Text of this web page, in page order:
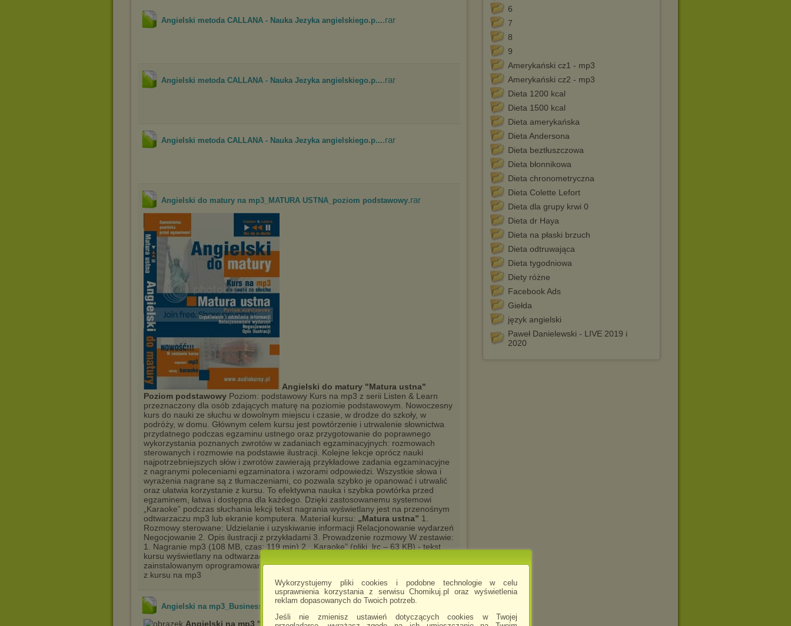
Wykorzystujemy pliki cookies i podobne technologie w celu
usprawnienia korzystania z serwisu Chomikuj.pl oraz wyświetlenia
reklam dopasowanych do Twoich potrzeb.
Jeśli nie zmienisz ustawień dotyczących cookies w Twojej
6
7
8
9
Amerykański cz1 - mp3
Amerykański cz2 - mp3
Dieta 1200 kcal
Dieta 1500 kcal
Dieta amerykańska
Dieta Andersona
Dieta beztłuszczowa
Dieta błonnikowa
Dieta chronometryczna
Dieta Colette Lefort
Dieta dla grupy krwi 0
Dieta dr Haya
Dieta na płaski brzuch
Dieta odtruwająca
Dieta tygodniowa
Diety różne
Facebook Ads
Giełda
język angielski
Paweł Danielewski - LIVE 2019 i
2020
Angielski metoda CALLANA - Nauka Jezyka angielskiego.p....rar
Angielski metoda CALLANA - Nauka Jezyka angielskiego.p....rar
Angielski metoda CALLANA - Nauka Jezyka angielskiego.p....rar
Angielski do matury na mp3_MATURA USTNA_poziom podstawowy.rar
Angielski do matury "Matura ustna"
Poziom podstawowy Poziom: podstawowy Kurs na mp3 z serii Listen & Learn
przeznaczony dla osób zdających maturę na poziomie podstawowym. Nowoczesny
kurs do nauki ze słuchu w dowolnym miejscu i czasie, w drodze do szkoły, w
podróży, w domu. Głównym celem kursu jest powtórzenie i utrwalenie słownictwa
przydatnego podczas egzaminu ustnego oraz przygotowanie do poprawnego
wykorzystania poznanych zwrotów w zadaniach egzaminacyjnych: rozmowach
sterowanych i rozmowie na podstawie ilustracji. Kolejne lekcje oprócz nauki
najpotrzebniejszych słów i zwrotów zawierają przykładowe zadania egzaminacyjne
z nagranymi poleceniami egzaminatora i wzorami odpowiedzi. Wszystkie słowa i
wyrażenia nagrane są z tłumaczeniami, co pozwala szybko je opanować i utrwalić
oraz ułatwia korzystanie z kursu. To efektywna nauka i szybka powtórka przed
egzaminem, łatwa i dostępna dla każdego. Dzięki zastosowanemu systemowi
„Karaoke” podczas słuchania lekcji tekst nagrania wyświetlany jest na przenośnym
odtwarzaczu mp3 lub ekranie komputera. Materiał kursu: „Matura ustna” 1.
Rozmowy sterowane: Udzielanie i uzyskiwanie informacji Relacjonowanie wydarzeń
Negocjowanie 2. Opis ilustracji z przykładami 3. Prowadzenie rozmowy W zestawie:
1. Nagranie mp3 (108 MB, czas: 119 min) 2. „Karaoke” (pliki .lrc – 63 KB) - tekst
kursu wyświetlany na odtwarzaczach mp3 z funkcją lyrics oraz na komputerach z
zainstalowanym oprogramowaniem do czytania plików .lrc 3. Instrukcja korzystania
z kursu na mp3
Angielski na mp3_Business English_Poziom średnio zaawa... .rar
Angielski na mp3 "Business English" część 1 + 2Poziom: średnio